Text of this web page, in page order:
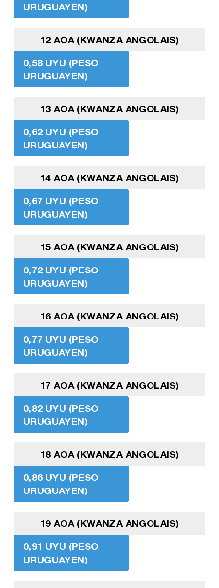
URUGUAYEN)
12 AOA (KWANZA ANGOLAIS)
0,58 UYU (PESO
URUGUAYEN)
13 AOA (KWANZA ANGOLAIS)
0,62 UYU (PESO
URUGUAYEN)
14 AOA (KWANZA ANGOLAIS)
0,67 UYU (PESO
URUGUAYEN)
15 AOA (KWANZA ANGOLAIS)
0,72 UYU (PESO
URUGUAYEN)
16 AOA (KWANZA ANGOLAIS)
0,77 UYU (PESO
URUGUAYEN)
17 AOA (KWANZA ANGOLAIS)
0,82 UYU (PESO
URUGUAYEN)
18 AOA (KWANZA ANGOLAIS)
0,86 UYU (PESO
URUGUAYEN)
19 AOA (KWANZA ANGOLAIS)
0,91 UYU (PESO
URUGUAYEN)